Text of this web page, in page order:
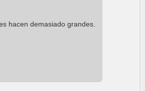
hacen demasiado grandes.